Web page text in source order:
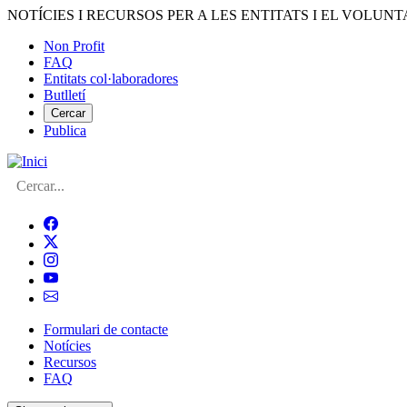
Vés
contingut
NOTÍCIES I RECURSOS PER A LES ENTITATS I EL
Menú
del
compte
d'usuari
Non Profit
FAQ
Entitats col·laboradores
Butlletí
Cercar
Publica
Cerca
Navegació
principal
de
Formulari de contacte
Notícies
Recursos
FAQ